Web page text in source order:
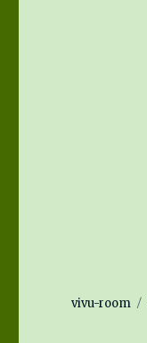
vivu-room